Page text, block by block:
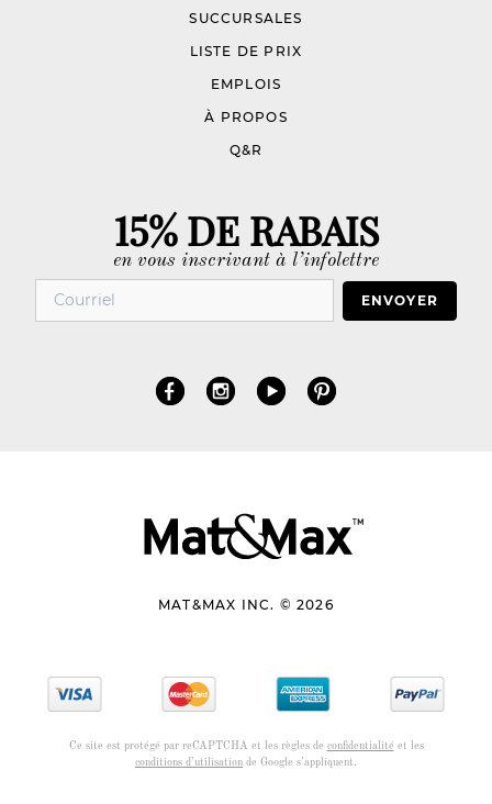
SUCCURSALES
LISTE DE PRIX
EMPLOIS
À PROPOS
Q&R
15% DE RABAIS
en vous inscrivant à l’infolettre
ENVOYER
MAT&MAX INC. © 2026
Ce site est protégé par reCAPTCHA et les règles de confidentialité et les
conditions d’utilisation de Google s’appliquent.